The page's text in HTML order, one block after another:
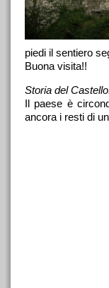
piedi il sentiero
Buona visita!!
Storia del
Il paese è
ancora i resti di